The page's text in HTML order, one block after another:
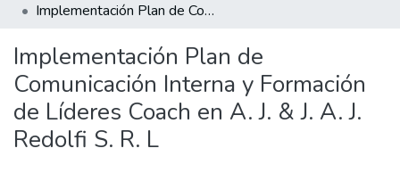
Implementación Plan de Comunicación Interna y Formación de Líderes Coach en A. J. & J. A. J. Redolfi S. R. L
Implementación Plan de
Comunicación Interna y Formación
de Líderes Coach en A. J. & J. A. J.
Redolfi S. R. L